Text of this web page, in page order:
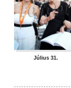
Július 31.